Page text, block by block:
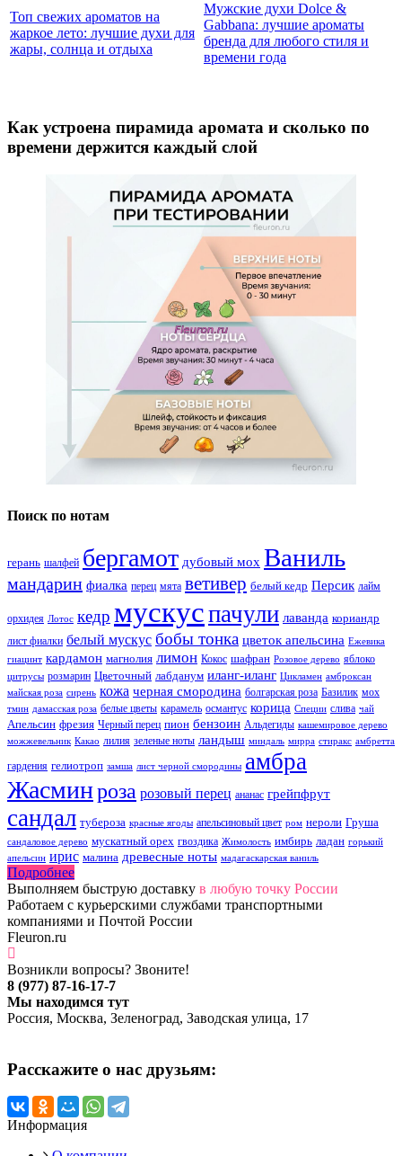
Топ свежих ароматов на
жаркое лето: лучшие духи для
жары, солнца и отдыха
Мужские духи Dolce &
Gabbana: лучшие ароматы
бренда для любого стиля и
времени года
Как устроена пирамида аромата и сколько по
времени держится каждый слой
Поиск по нотам
герань шалфей бергамот дубовый мох Ваниль
мандарин фиалка перец мята ветивер белый кедр Персик лайм
орхидея Лотос кедр мускуспачули лаванда кориандр
лист фиалки белый мускус бобы тонка цветок апельсина Ежевика
гиацинт кардамон магнолия лимон Кокос шафран Розовое дерево яблоко
цитрусы розмарин Цветочный лабданум иланг-иланг Цикламен амброксан
майская роза сирень кожа черная смородина болгарская роза Базилик мох
тмин дамасская роза белые цветы карамель османтус корица Специи слива чай
Апельсин фрезия Черный перец пион бензоин Альдегиды кашемировое дерево
можжевельник Какао лилия зеленые ноты ландыш миндаль мирра стиракс амбретта
гардения гелиотроп замша лист черной смородины амбра
Жасминроза розовый перец ананас грейпфрут
сандал тубероза красные ягоды апельсиновый цвет ром нероли Груша
сандаловое дерево мускатный орех гвоздика Жимолость имбирь ладан горький
апельсин ирис малина древесные ноты мадагаскарская ваниль
Подробнее
Выполняем быструю доставку в любую точку России
Работаем с курьерскими службами транспортными
компаниями и Почтой России
Fleuron.ru
Возникли вопросы? Звоните!
8 (977) 87-16-17-7
Мы находимся тут
Россия, Москва, Зеленоград, Заводская улица, 17
Расскажите о нас друзьям:
Информация